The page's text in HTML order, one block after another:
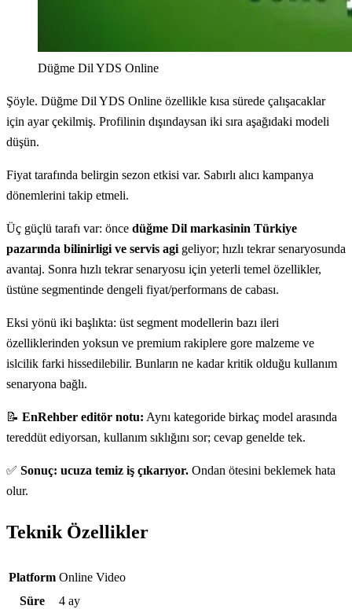
Düğme Dil YDS Online
Şöyle. Düğme Dil YDS Online özellikle kısa sürede çalışacaklar
için ayar çekilmiş. Profilinin dışındaysan iki sıra aşağıdaki modeli
düşün.
Fiyat tarafında belirgin sezon etkisi var. Sabırlı alıcı kampanya
dönemlerini takip etmeli.
Üç güçlü tarafı var: önce düğme Dil markasinin Türkiye
pazarında bilinirligi ve servis agigeliyor; hızlı tekrar senaryosunda
avantaj. Sonra hızlı tekrar senaryosu için yeterli temel özellikler,
üstüne segmentinde dengeli fiyat/performans de cabası.
Eksi yönü iki başlıkta: üst segment modellerin bazı ileri
özelliklerinden yoksun ve premium rakiplere gore malzeme ve
islcilik farki hissedilebilir. Bunların ne kadar kritik olduğu kullanım
senaryona bağlı.
📝 EnRehber editör notu: Aynı kategoride birkaç model arasında
tereddüt ediyorsan, kullanım sıklığını sor; cevap genelde tek.
✅ Sonuç: ucuza temiz iş çıkarıyor. Ondan ötesini beklemek hata
olur.
Teknik Özellikler
Teknik özellikler
Platform Online Video
Süre
4 ay